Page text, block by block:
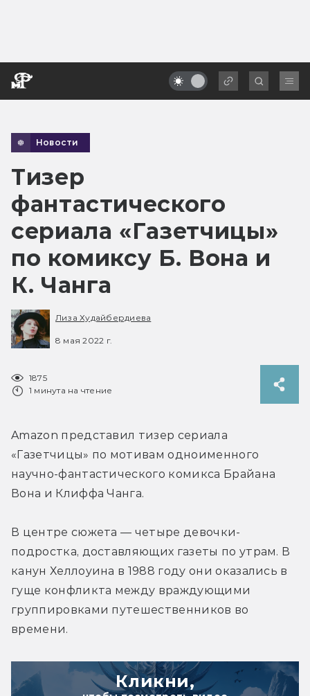
Новости
Тизер
фантастического
сериала «Газетчицы»
по комиксу Б. Вона и
К. Чанга
Лиза Худайбердиева
8 мая 2022 г.
1875
1 минута на чтение
Amazon представил тизер сериала
«Газетчицы» по мотивам одноименного
научно-фантастического комикса Брайана
Вона и Клиффа Чанга.
В центре сюжета — четыре девочки-
подростка, доставляющих газеты по утрам. В
канун Хеллоуина в 1988 году они оказались в
гуще конфликта между враждующими
группировками путешественников во
времени.
Кликни,